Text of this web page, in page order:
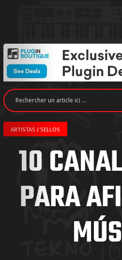
ARTISTAS / SELLOS
10
PARA